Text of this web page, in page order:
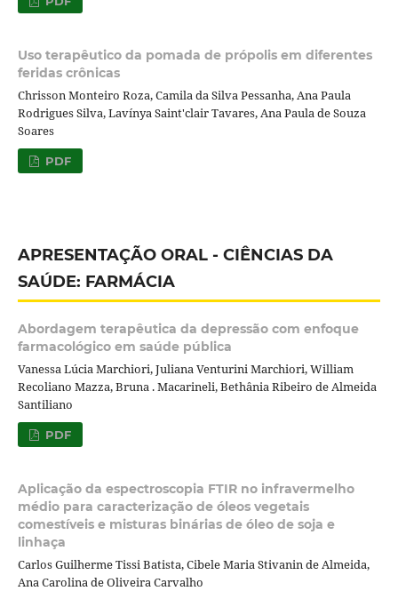
Uso terapêutico da pomada de própolis em diferentes
feridas crônicas
Chrisson Monteiro Roza, Camila da Silva Pessanha, Ana Paula
Rodrigues Silva, Lavínya Saint'clair Tavares, Ana Paula de Souza
Soares
PDF
APRESENTAÇÃO ORAL - CIÊNCIAS DA
SAÚDE: FARMÁCIA
Abordagem terapêutica da depressão com enfoque
farmacológico em saúde pública
Vanessa Lúcia Marchiori, Juliana Venturini Marchiori, William
Recoliano Mazza, Bruna . Macarineli, Bethânia Ribeiro de Almeida
Santiliano
PDF
Aplicação da espectroscopia FTIR no infravermelho
médio para caracterização de óleos vegetais
comestíveis e misturas binárias de óleo de soja e
linhaça
Carlos Guilherme Tissi Batista, Cibele Maria Stivanin de Almeida,
Ana Carolina de Oliveira Carvalho